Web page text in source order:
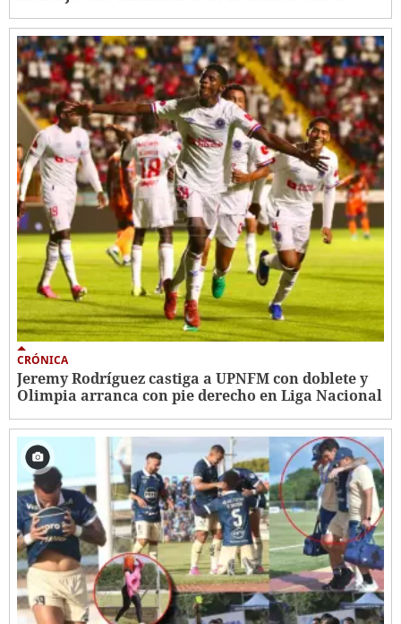
CRÓNICA
Jeremy Rodríguez castiga a UPNFM con doblete y
Olimpia arranca con pie derecho en Liga Nacional